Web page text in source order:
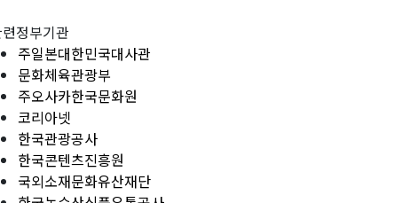
정부기관
주일본대한민국대사관
문화체육관광부
주오사카한국문화원
코리아넷
한국관광공사
한국콘텐츠진흥원
국외소재문화유산재단